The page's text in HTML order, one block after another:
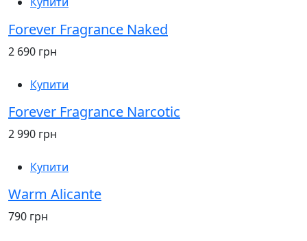
Forever Fragrance Naked
2 690 грн
Купити
Forever Fragrance Narcotic
2 990 грн
Купити
Warm Alicante
790 грн